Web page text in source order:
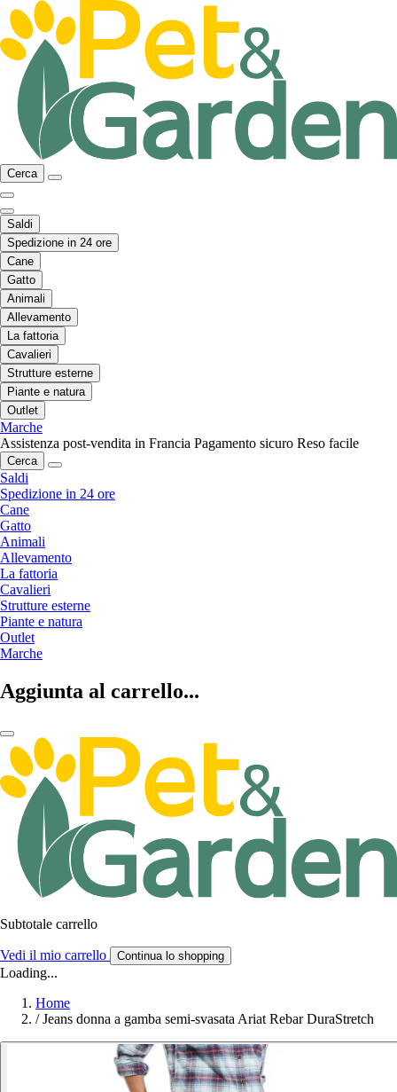
Cerca
Saldi
Spedizione in 24 ore
Cane
Gatto
Animali
Allevamento
La fattoria
Cavalieri
Strutture esterne
Piante e natura
Outlet
Marche
Assistenza post-vendita in Francia Pagamento sicuro Reso facile
Cerca
Saldi
Spedizione in 24 ore
Cane
Gatto
Animali
Allevamento
La fattoria
Cavalieri
Strutture esterne
Piante e natura
Outlet
Marche
Aggiunta al carrello...
Subtotale carrello
Vedi il mio carrello Continua lo shopping
Loading...
Home
/ Jeans donna a gamba semi-svasata Ariat Rebar DuraStretch